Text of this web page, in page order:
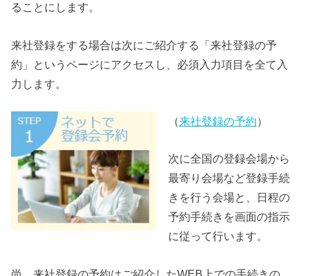
ることにします。
来社登録をする場合は次にご紹介する「来社登録の予
約」というページにアクセスし、必須入力項目を全て入
力します。
（来社登録の予約）
次に全国の登録会場から
最寄り会場など登録手続
きを行う会場と、日程の
予約手続きを画面の指示
に従って行います。